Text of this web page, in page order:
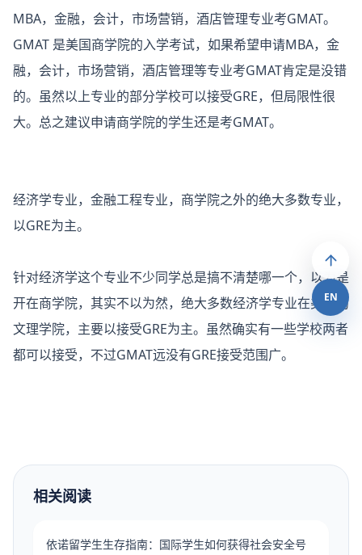
MBA，金融，会计，市场营销，酒店管理专业考GMAT。
GMAT 是美国商学院的入学考试，如果希望申请MBA，金
融，会计，市场营销，酒店管理等专业考GMAT肯定是没错
的。虽然以上专业的部分学校可以接受GRE，但局限性很
大。总之建议申请商学院的学生还是考GMAT。
经济学专业，金融工程专业，商学院之外的绝大多数专业，
以GRE为主。
针对经济学这个专业不少同学总是搞不清楚哪一个，以为是
开在商学院，其实不以为然，绝大多数经济学专业在美国的
文理学院，主要以接受GRE为主。虽然确实有一些学校两者
都可以接受，不过GMAT远没有GRE接受范围广。
相关阅读
依诺留学生生存指南：国际学生如何获得社会安全号
EN